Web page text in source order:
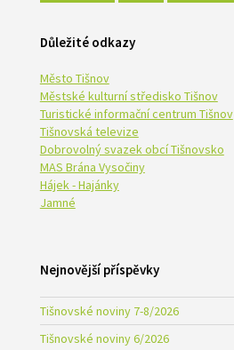
Důležité odkazy
Město Tišnov
Městské kulturní středisko Tišnov
Turistické informační centrum Tišnov
Tišnovská televize
Dobrovolný svazek obcí Tišnovsko
MAS Brána Vysočiny
Hájek - Hajánky
Jamné
Nejnovější příspěvky
Tišnovské noviny 7-8/2026
Tišnovské noviny 6/2026